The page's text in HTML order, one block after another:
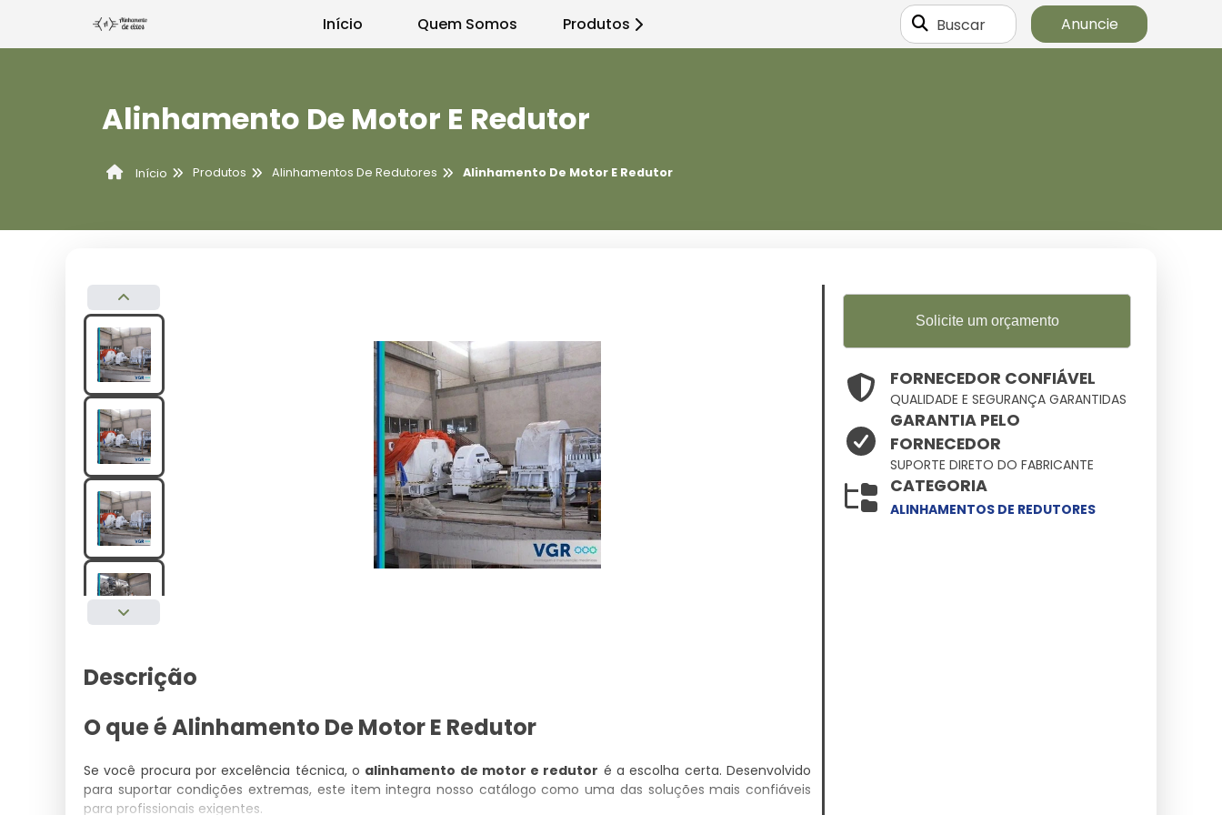
Início Quem Somos Produtos Buscar Anuncie
Alinhamento De Motor E Redutor
Início Produtos Alinhamentos De Redutores Alinhamento De Motor E Redutor
Descrição
O que é Alinhamento De Motor E Redutor
Se você procura por excelência técnica, o alinhamento de motor e redutor é a escolha certa. Desenvolvido
para suportar condições extremas, este item integra nosso catálogo como uma das soluções mais confiáveis
para profissionais exigentes.
Solicite um orçamento
FORNECEDOR CONFIÁVEL
QUALIDADE E SEGURANÇA GARANTIDAS
GARANTIA PELO
FORNECEDOR
SUPORTE DIRETO DO FABRICANTE
CATEGORIA
ALINHAMENTOS DE REDUTORES